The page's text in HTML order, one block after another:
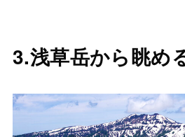
3.浅草岳から眺め